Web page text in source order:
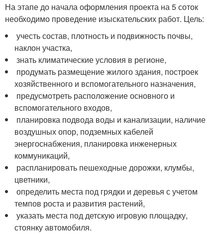
На этапе до начала оформления проекта на 5 соток
необходимо проведение изыскательских работ. Цель:
учесть состав, плотность и подвижность почвы,
наклон участка,
знать климатические условия в регионе,
продумать размещение жилого здания, построек
хозяйственного и вспомогательного назначения,
предусмотреть расположение основного и
вспомогательного входов,
планировка подвода воды и канализации, наличие
воздушных опор, подземных кабелей
энергоснабжения, планировка инженерных
коммуникаций,
распланировать пешеходные дорожки, клумбы,
цветники,
определить места под грядки и деревья с учетом
темпов роста и развития растений,
указать места под детскую игровую площадку,
стоянку автомобиля.